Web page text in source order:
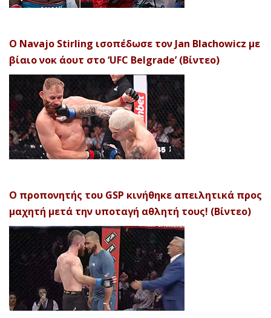
Ο Navajo Stirling ισοπέδωσε τον Jan Blachowicz με
βίαιο νοκ άουτ στο ‘UFC Belgrade’ (Βίντεο)
Ο προπονητής του GSP κινήθηκε απειλητικά προς
μαχητή μετά την υποταγή αθλητή τους! (Βίντεο)